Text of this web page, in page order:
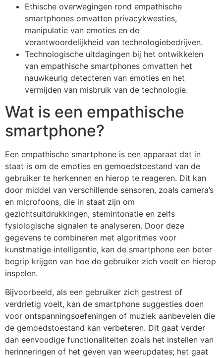
Ethische overwegingen rond empathische
smartphones omvatten privacykwesties,
manipulatie van emoties en de
verantwoordelijkheid van technologiebedrijven.
Technologische uitdagingen bij het ontwikkelen
van empathische smartphones omvatten het
nauwkeurig detecteren van emoties en het
vermijden van misbruik van de technologie.
Wat is een empathische
smartphone?
Een empathische smartphone is een apparaat dat in
staat is om de emoties en gemoedstoestand van de
gebruiker te herkennen en hierop te reageren. Dit kan
door middel van verschillende sensoren, zoals camera’s
en microfoons, die in staat zijn om
gezichtsuitdrukkingen, stemintonatie en zelfs
fysiologische signalen te analyseren. Door deze
gegevens te combineren met algoritmes voor
kunstmatige intelligentie, kan de smartphone een beter
begrip krijgen van hoe de gebruiker zich voelt en hierop
inspelen.
Bijvoorbeeld, als een gebruiker zich gestrest of
verdrietig voelt, kan de smartphone suggesties doen
voor ontspanningsoefeningen of muziek aanbevelen die
de gemoedstoestand kan verbeteren. Dit gaat verder
dan eenvoudige functionaliteiten zoals het instellen van
herinneringen of het geven van weerupdates; het gaat